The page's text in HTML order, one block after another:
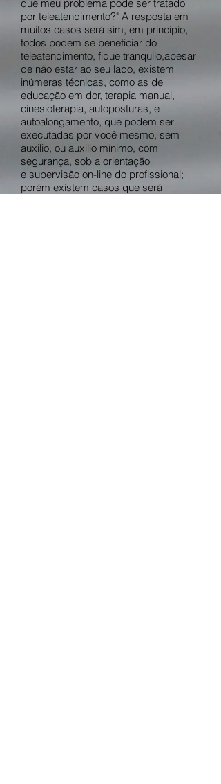
que meu problema pode ser tratado
por teleatendimento?" A resposta em
muitos casos será sim, em principio,
todos podem se beneficiar do
teleatendimento, fique tranquilo,apesar
de não estar ao seu lado, existem
inúmeras técnicas, como as de
educação em dor, terapia manual,
cinesioterapia, autoposturas, e
autoalongamento, que podem ser
executadas por você mesmo, sem
auxilio, ou auxilio mínimo, com
segurança, sob a orientação
e supervisão on-line do profissional;
porém existem casos que será